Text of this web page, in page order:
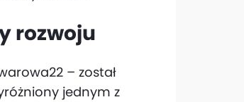
rozwoju
– został
jednym z